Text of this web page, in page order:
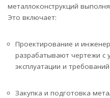
металлоконструкций
Это включает:
Проектирование и
разрабатывают чертежи с
эксплуатации и
Закупка и подготовка